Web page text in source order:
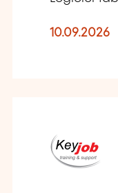
10.09.2026